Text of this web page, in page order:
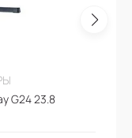
G24 23.8